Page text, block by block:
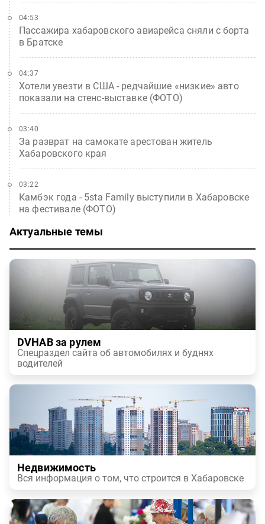
Пассажира хабаровского авиарейса сняли с борта
в Братске
04:53
Хотели увезти в США - редчайшие «низкие» авто
показали на стенс-выставке (ФОТО)
04:37
За разврат на самокате арестован житель
Хабаровского края
03:40
Камбэк года - 5sta Family выступили в Хабаровске
на фестивале (ФОТО)
03:22
Актуальные темы
DVHAB за рулем
Спецраздел сайта об автомобилях и буднях
водителей
Недвижимость
Вся информация о том, что строится в Хабаровске